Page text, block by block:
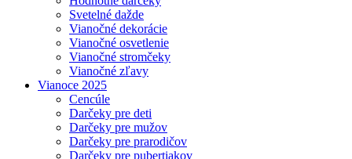
Svetelné dažde
Vianočné dekorácie
Vianočné osvetlenie
Vianočné stromčeky
Vianočné zľavy
Vianoce 2025
Cencúle
Darčeky pre deti
Darčeky pre mužov
Darčeky pre prarodičov
Darčeky pre pubertiakov